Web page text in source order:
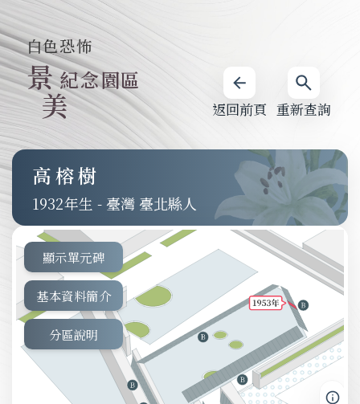
重新查詢
返回前頁
白色恐怖
景
美
紀念園區
高榕樹
1932 - 臺灣 臺北縣人
顯示單元碑
基本資料簡介
分區說明